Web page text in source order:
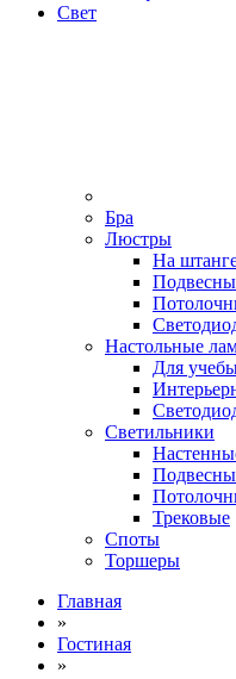
Свет
Бра
Люстры
На
Настольные
Для
Светильники
Трековые
Споты
Торшеры
Главная
»
Гостиная
»